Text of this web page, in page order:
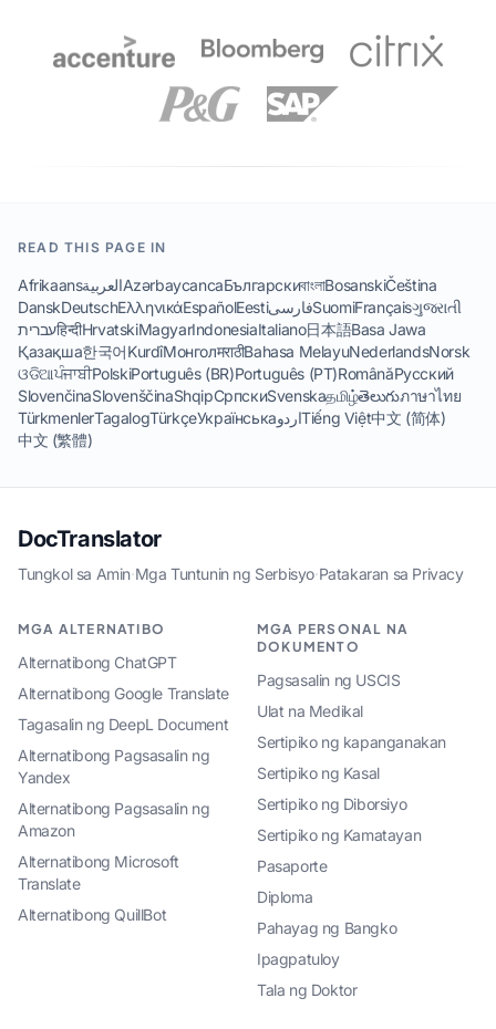
READ THIS PAGE IN
AfrikaansالعربيةAzərbaycancaБългарскиবাংলাBosanskiČeština
DanskDeutschΕλληνικάEspañolEestiفارسیSuomiFrançaisગુજરાતી
עבריתहिन्दीHrvatskiMagyarIndonesiaItaliano日本語Basa Jawa
Қазақша한국어KurdîМонголमराठीBahasa MelayuNederlandsNorsk
ଓଡିଆਪੰਜਾਬੀPolskiPortuguês (BR)Português (PT)RomânăРусский
SlovenčinaSlovenščinaShqipСрпскиSvenskaதமிழ்తెలుగుภาษาไทย
TürkmenlerTagalogTürkçeУкраїнськаاردوTiếng Việt中文 (简体)
中文 (繁體)
DocTranslator
Tungkol sa Amin·Mga Tuntunin ng Serbisyo·Patakaran sa Privacy
MGA ALTERNATIBO
Alternatibong ChatGPT
Alternatibong Google Translate
Tagasalin ng DeepL Document
Alternatibong Pagsasalin ng
Yandex
Alternatibong Pagsasalin ng
Amazon
Alternatibong Microsoft
Translate
Alternatibong QuillBot
MGA PERSONAL NA
DOKUMENTO
Pagsasalin ng USCIS
Ulat na Medikal
Sertipiko ng kapanganakan
Sertipiko ng Kasal
Sertipiko ng Diborsiyo
Sertipiko ng Kamatayan
Pasaporte
Diploma
Pahayag ng Bangko
Ipagpatuloy
Tala ng Doktor